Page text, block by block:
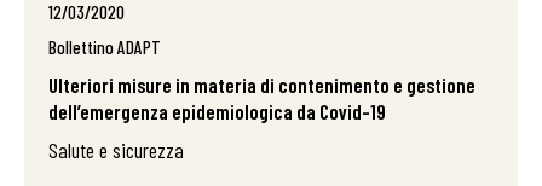
12/03/2020
Bollettino ADAPT
Ulteriori misure in materia di contenimento e gestione
dell’emergenza epidemiologica da Covid-19
Salute e sicurezza